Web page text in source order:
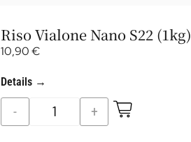
Riso Vialone Nano S22 (1kg)
10,90€
Details →
- +